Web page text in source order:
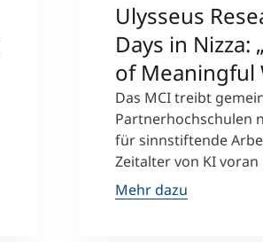
Ulysseus
Days in Nizza:
of Meaningful
Das MCI treibt
Partnerhochschulen
für sinnstiftende
Zeitalter von KI voran
Mehr dazu